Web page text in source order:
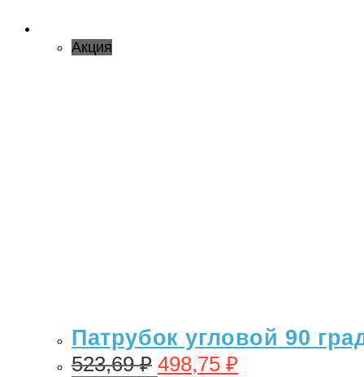
Акция
Патрубок угловой 90
523,69₽ 498,75 ₽